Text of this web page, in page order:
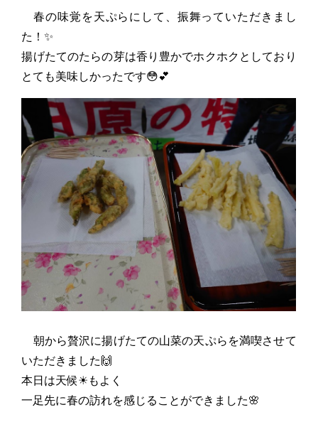
春の味覚を天ぷらにして、振舞っていただきまし
た！✨
揚げたてのたらの芽は香り豊かでホクホクとしており
とても美味しかったです😳💕
朝から贅沢に揚げたての山菜の天ぷらを満喫させて
いただきました🙌
本日は天候☀もよく
一足先に春の訪れを感じることができました🌸